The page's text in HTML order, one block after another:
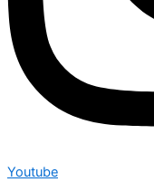
Youtube